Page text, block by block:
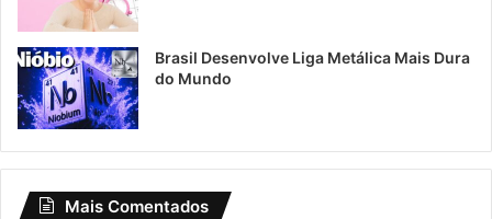
Brasil Desenvolve Liga Metálica Mais Dura
do Mundo
Mais Comentados